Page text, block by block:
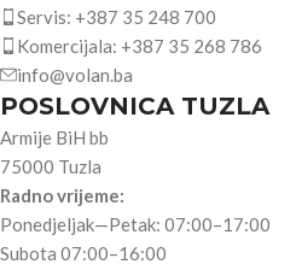
Servis: +387 35 248 700
Komercijala: +387 35 268 786
info@volan.ba
POSLOVNICA TUZLA
Armije BiH bb
75000 Tuzla
Radno vrijeme:
Ponedjeljak—Petak: 07:00–17:00
Subota 07:00–16:00